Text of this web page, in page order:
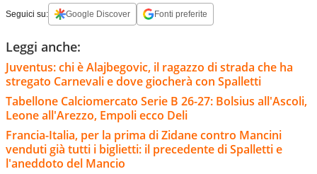
Seguici su: Google Discover Fonti preferite
Leggi anche:
Juventus: chi è Alajbegovic, il ragazzo di strada che ha
stregato Carnevali e dove giocherà con Spalletti
Tabellone Calciomercato Serie B 26-27: Bolsius all'Ascoli,
Leone all'Arezzo, Empoli ecco Deli
Francia-Italia, per la prima di Zidane contro Mancini
venduti già tutti i biglietti: il precedente di Spalletti e
l'aneddoto del Mancio